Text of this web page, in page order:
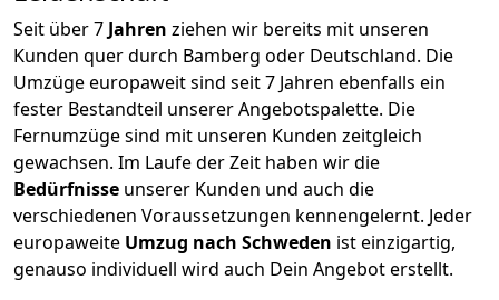
Seit über7 Jahren ziehen wir bereits mit unseren
Kunden quer durch Bamberg oder Deutschland. Die
Umzüge europaweit sind seit7 Jahren ebenfalls ein
fester Bestandteil unserer Angebotspalette. Die
Fernumzüge sind mit unseren Kunden zeitgleich
gewachsen. Im Laufe der Zeit haben wir die
Bedürfnisse unserer Kunden und auch die
verschiedenen Voraussetzungen kennengelernt. Jeder
europaweite Umzug nach Schweden ist einzigartig,
genauso individuell wird auch Dein Angebot erstellt.